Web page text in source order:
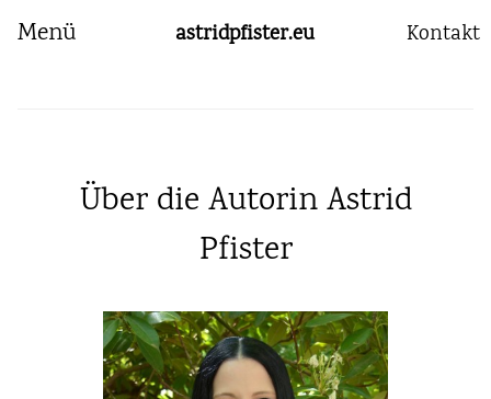
Menü Kontakt
astridpfister.eu
Über die Autorin Astrid
Pfister